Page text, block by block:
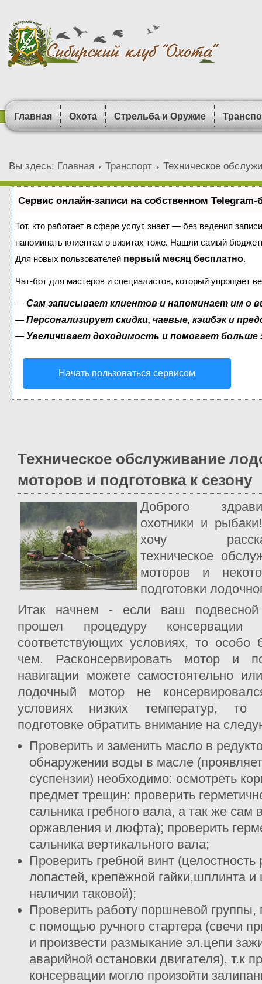
Главная Охота Стрельба и Оружие
Вы здесь: Главная Транспорт Техническое
Сервис онлайн-записи на собственном Telegram-
Тот, кто работает в сфере услуг, знает — без ведения
напоминать клиентам о визитах тоже. Нашли самый
Для новых пользователей первый месяц бесплатно.
Чат-бот для мастеров и специалистов, который упрощает
— Сам записывает клиентов и напоминает им о
— Персонализирует скидки, чаевые, кэшбэк и
— Увеличивает доходимость и помогает
Начать пользоваться сервисом
Техническое обслуживание
моторов и подготовка к сезону
Доброго
охотники и
хочу
техническое
моторов и
подготовки
Итак начнем - если ваш
прошел процедуру
соответствующих условиях, то особо
чем. Расконсервировать мотор и
навигации можете самостоятельно
лодочный мотор не
условиях низких температур, то
подготовке обратить внимание на
Проверить и заменить масло в
обнаружении воды в масле
суспензии) необходимо: осмотреть
предмет трещин; проверить
сальника гребного вала, а так же сам
оржавления и люфта); проверить
сальника вертикального вала;
Проверить гребной винт
лопастей, крепёжной гайки,шплинта
наличии таковой);
Проверить работу поршневой группы,
с помощью ручного стартера (свечи
и произвести размыкание эл.цепи
аварийной остановки двигателя), т.к
консервации могло произойти